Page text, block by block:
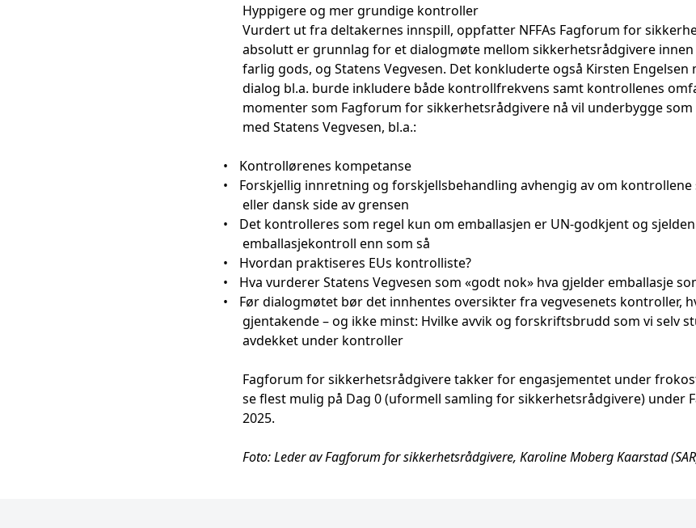
Hyppigere og mer grundige kontroller
Vurdert ut fra deltakernes innspill, oppfatter NFFAs Fagforum for
absolutt er grunnlag for et dialogmøte mellom sikkerhetsrådgivere
farlig gods, og Statens Vegvesen. Det konkluderte også Kirsten Engelsen
dialog bl.a. burde inkludere både kontrollfrekvens samt kontrollenes
momenter som Fagforum for sikkerhetsrådgivere nå vil underbygge
med Statens Vegvesen, bl.a.:
•
Kontrollørenes kompetanse
•
Forskjellig innretning og forskjellsbehandling avhengig av om kontrollene
eller dansk side av grensen
•
Det kontrolleres som regel kun om emballasjen er UN-godkjent og
emballasjekontroll enn som så
•
Hvordan praktiseres EUs kontrolliste?
•
Hva vurderer Statens Vegvesen som «godt nok» hva gjelder emballasje
•
Før dialogmøtet bør det innhentes oversikter fra vegvesenets kontroller,
gjentakende – og ikke minst: Hvilke avvik og forskriftsbrudd som vi selv
avdekket under kontroller
Fagforum for sikkerhetsrådgivere takker for engasjementet under
se flest mulig på Dag 0 (uformell samling for sikkerhetsrådgivere) under
2025.
Foto: Leder av Fagforum for sikkerhetsrådgivere, Karoline Moberg Kaarstad